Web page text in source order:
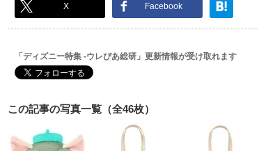
X Facebook
「ディズニー特集 -ウレぴあ総研」更新情報が受け取れます
この記事の写真一覧（全46枚）